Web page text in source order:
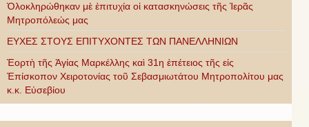
Ὁλοκληρώθηκαν μὲ ἐπιτυχία οἱ κατασκηνώσεις τῆς Ἱερᾶς
Μητροπόλεώς μας
ΕΥΧΕΣ ΣΤΟΥΣ ΕΠΙΤΥΧΟΝΤΕΣ ΤΩΝ ΠΑΝΕΛΛΗΝΙΩΝ
Ἑορτὴ τῆς Ἁγίας Μαρκέλλης καὶ 31η ἐπέτειος τῆς εἰς
Ἐπίσκοπον Χειροτονίας τοῦ Σεβασμιωτάτου Μητροπολίτου μας
κ.κ. Εὐσεβίου